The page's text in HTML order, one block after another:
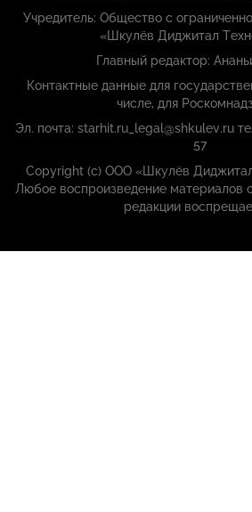
Учредитель: Общество с
«Шкулёв Диджитал
Главный редактор:
Контактные данные для
числе, для
Эл. почта: starhit.ru_legal@shkulev.ru
57
Copyright (с) ООО «Шкулёв
Любое воспроизведение материалов
редакции